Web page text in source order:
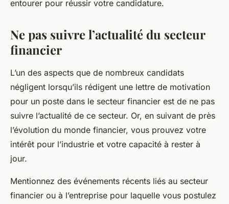
entourer pour réussir votre candidature.
Ne pas suivre l’actualité du secteur
financier
L’un des aspects que de nombreux candidats
négligent lorsqu’ils rédigent une lettre de motivation
pour un poste dans le secteur financier est de ne pas
suivre l’actualité de ce secteur. Or, en suivant de près
l’évolution du monde financier, vous prouvez votre
intérêt pour l’industrie et votre capacité à rester à
jour.
Mentionnez des événements récents liés au secteur
financier ou à l’entreprise pour laquelle vous postulez